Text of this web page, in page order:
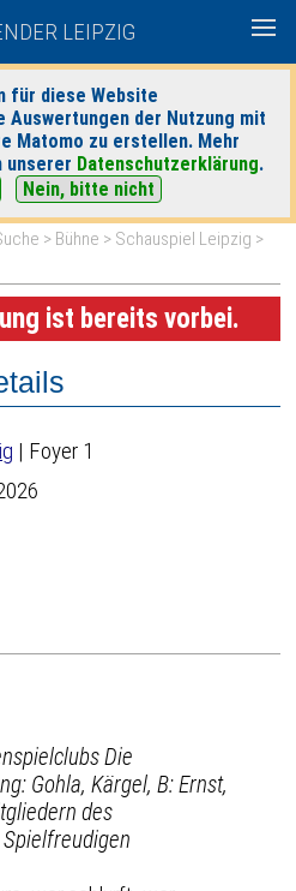
LEIPZIG
für diese Website
der Nutzung mit
Matomo zu erstellen. Mehr
unserer Datenschutzerklärung.
Nein, bitte nicht
heute|morgen| Detaillierte Suche
> Bühne > Schauspiel Leipzig >
ist bereits vorbei.
| Foyer 1
Die
Gohla, Kärgel, B: Ernst,
des